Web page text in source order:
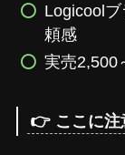
Logicool
頼感
実売2,500
👉 ここに注